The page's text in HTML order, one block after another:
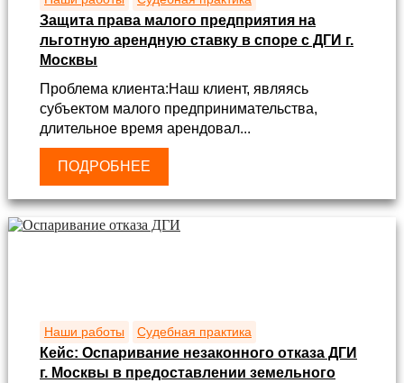
Защита права малого предприятия на
льготную арендную ставку в споре с ДГИ г.
Москвы
Проблема клиента:Наш клиент, являясь
субъектом малого предпринимательства,
длительное время арендовал...
ПОДРОБНЕЕ
Наши работы Судебная практика
Кейс: Оспаривание незаконного отказа ДГИ
г. Москвы в предоставлении земельного